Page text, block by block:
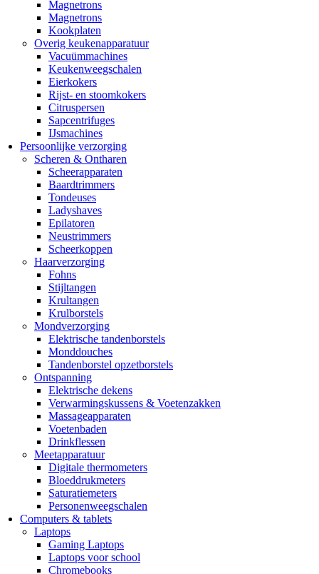
Magnetrons
Magnetrons
Kookplaten
Overig keukenapparatuur
Vacuümmachines
Keukenweegschalen
Eierkokers
Rijst- en stoomkokers
Citruspersen
Sapcentrifuges
IJsmachines
Persoonlijke verzorging
Scheren & Ontharen
Scheerapparaten
Baardtrimmers
Tondeuses
Ladyshaves
Epilatoren
Neustrimmers
Scheerkoppen
Haarverzorging
Fohns
Stijltangen
Krultangen
Krulborstels
Mondverzorging
Elektrische tandenborstels
Monddouches
Tandenborstel opzetborstels
Ontspanning
Elektrische dekens
Verwarmingskussens & Voetenzakken
Massageapparaten
Voetenbaden
Drinkflessen
Meetapparatuur
Digitale thermometers
Bloeddrukmeters
Saturatiemeters
Personenweegschalen
Computers & tablets
Laptops
Gaming Laptops
Laptops voor school
Chromebooks